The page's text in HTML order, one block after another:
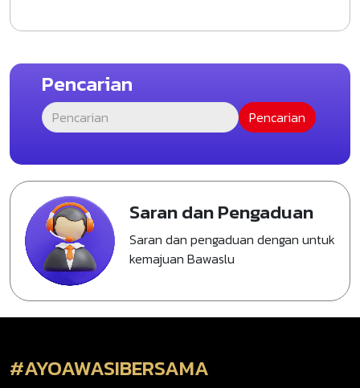
Pencarian
Saran dan Pengaduan
Saran dan pengaduan dengan untuk
kemajuan Bawaslu
#AYOAWASIBERSAMA